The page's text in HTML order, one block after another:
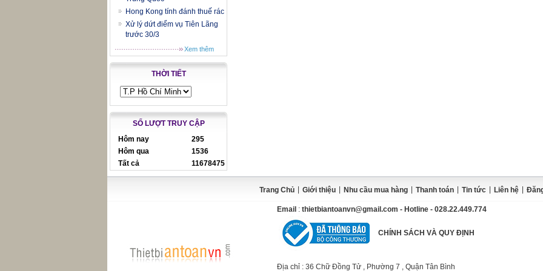
Hong Kong tính đánh thuế rác
Xử lý dứt điểm vụ Tiên Lãng
trước 30/3
Xem thêm
THỜI TIẾT
SỐ LƯỢT TRUY CẬP
Hôm nay
295
Hôm qua
1536
Tất cả
11678475
Trang Chủ Giới thiệu Nhu cầu mua hàng Thanh toán Tin tức Liên hệ
Email : thietbiantoanvn@gmail.com - Hotline - 028.22.449.774
CHÍNH SÁCH VÀ QUY ĐỊNH
Địa chỉ : 36 Chữ Đồng Tử , Phường 7 , Quận Tân Bình